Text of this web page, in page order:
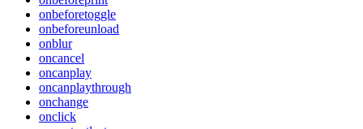
onbeforetoggle
onbeforeunload
onblur
oncancel
oncanplay
oncanplaythrough
onchange
onclick